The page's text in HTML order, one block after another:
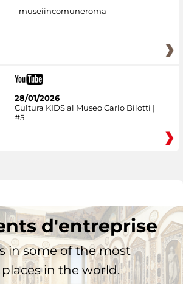
museiincomuneroma
28/01/2026
Cultura KIDS al Museo Carlo Bilotti |
#5
d'entreprise
in some of the most
in the world.